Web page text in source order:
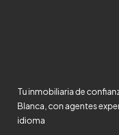
Tu inmobiliaria de
Blanca, con agentes
idioma